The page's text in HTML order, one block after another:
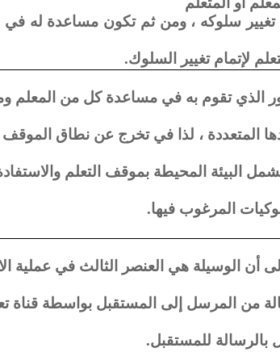
سلوكه ، ومن ثم تكون مساعدة له في
لإتمام تغيير السلوك.
الذي تقوم به في مساعدة كل من المعلم
المتعددة ، لذا في تخرج عن نطاق الموقف
البيئة المحيطة بموقف التعلم
المرغوب فيها.
أن الوسيلة هي العنصر الثالث في عملية
من المرسل إلى المستقبل بواسطة قناة
للمستقبل.